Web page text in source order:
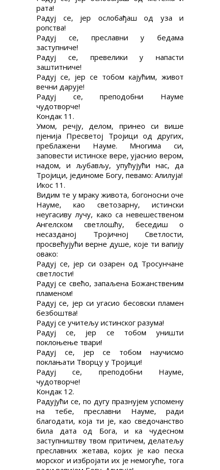
рата!
Радуј се, јер ослобађаш од уза и
ропства!
Радуј се, преславни у бедама
заступниче!
Радуј се, превелики у напасти
заштитниче!
Радуј се, јер се тобом кајућим, живот
вечни дарује!
Радуј се, преподобни Науме
чудотворче!
Кондак 11.
Умом, речју, делом, принео си више
пјенија Пресветој Тројици од других,
преблажени Науме. Многима си,
заповести истинске вере, ујаснио вером,
надом, и љубављу, упућујући нас, да
Тројици, јединоме Богу, певамо: Алилуја!
Икос 11.
Видим те у мраку живота, богоносни оче
Науме, као светозарну, истински
неугасиву лучу, како са невешественом
Ангелском светлошћу, беседиш о
несазданој Тројичној Светлости,
просвећујући верне душе, које ти вапију
овако:
Радуј се, јер си озарен од Тросунчане
светлости!
Радуј се свећо, запаљена Божанственим
пламеном!
Радуј се, јер си угасио бесовски пламен
безбоштва!
Радуј се учитељу истинског разума!
Радуј се, јер се тобом уништи
поклоњење твари!
Радуј се, јер се тобом научисмо
поклањати Творцу у Тројици!
Радуј се, преподобни Науме,
чудотворче!
Кондак 12.
Радујући се, по дугу празнујем успомену
на тебе, преславни Науме, ради
благодати, која ти је, као сведочанство
била дата од Бога, и ка чудесном
заступништву твом притичем, делатељу
преславних жетава, којих је као песка
морског и избројати их је немогуће, тога